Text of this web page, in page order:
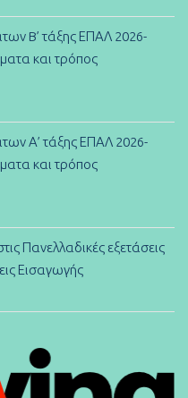
B’ τάξης ΕΠΑΛ 2026-
και τρόπος
Α’ τάξης ΕΠΑΛ 2026-
και τρόπος
Πανελλαδικές εξετάσεις
Εισαγωγής